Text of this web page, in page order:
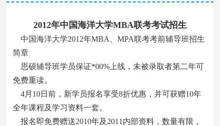
2012年中国海洋大学MBA联考考试招生
中国海洋大学2012年MBA、MPA联考考前辅导班招生
简章
思硕辅导班学员保证*00%上线，未被录取者第二年可
免费重读。
4月10日前，新学员报名享受8折优惠，并可获赠10年
全年课程及学习资料一套。
报名即免费赠送2010年及2011内部资料，数量有限，